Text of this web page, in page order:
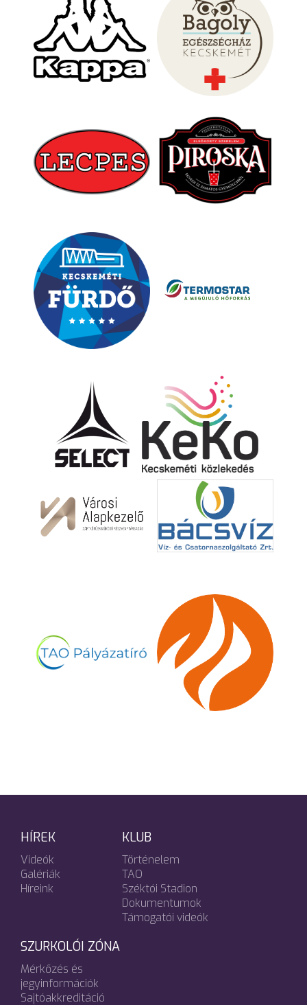
HÍREK
Videók
Galériák
Híreink
KLUB
Történelem
TAO
Széktói Stadion
Dokumentumok
Támogatói videók
SZURKOLÓI ZÓNA
Mérkőzés és
jegyinformációk
Sajtóakkreditáció